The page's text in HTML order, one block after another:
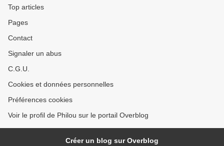
Top articles
Pages
Contact
Signaler un abus
C.G.U.
Cookies et données personnelles
Préférences cookies
Voir le profil de Philou sur le portail Overblog
Créer un blog sur Overblog